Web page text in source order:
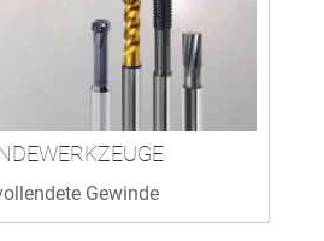
Gewinde